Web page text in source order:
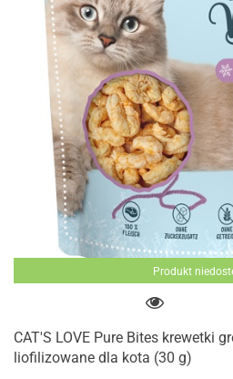
Produkt
CAT'S LOVE Pure Bites krewetki
liofilizowane dla kota (30 g)